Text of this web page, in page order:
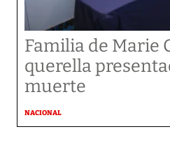
Familia de Marie
querella
muerte
NACIONAL